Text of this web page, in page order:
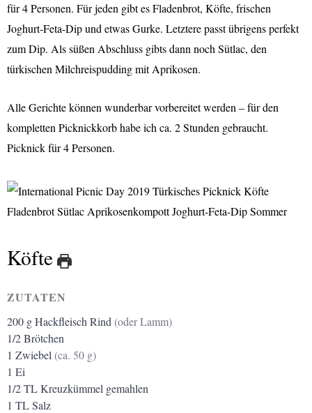
für 4 Personen. Für jeden gibt es Fladenbrot, Köfte, frischen
Joghurt-Feta-Dip und etwas Gurke. Letztere passt übrigens perfekt
zum Dip. Als süßen Abschluss gibts dann noch Sütlac, den
türkischen Milchreispudding mit Aprikosen.
Alle Gerichte können wunderbar vorbereitet werden – für den
kompletten Picknickkorb habe ich ca. 2 Stunden gebraucht.
Picknick für 4 Personen.
Köfte
ZUTATEN
200 gHackfleisch Rind (oder Lamm)
1/2Brötchen
1 Zwiebel (ca. 50 g)
1 Ei
1/2TLKreuzkümmel gemahlen
1 TLSalz